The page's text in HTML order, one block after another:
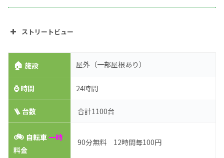
ストリートビュー
🏠施設 屋外（一部屋根あり）
⌚時間 24時間
🪜 台数 合計1100台
🚲 自転車 一時
料金
90分無料 12時間毎100円